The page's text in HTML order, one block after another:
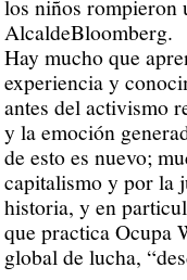
los niños rompieron
AlcaldeBloomberg.
Hay mucho que
experiencia y
antes del activismo
y la emoción
de esto es nuevo;
capitalismo y por la
historia, y en
que practica Ocupa
global de lucha,